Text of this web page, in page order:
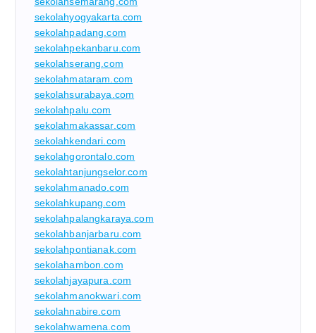
sekolahyogyakarta.com
sekolahpadang.com
sekolahpekanbaru.com
sekolahserang.com
sekolahmataram.com
sekolahsurabaya.com
sekolahpalu.com
sekolahmakassar.com
sekolahkendari.com
sekolahgorontalo.com
sekolahtanjungselor.com
sekolahmanado.com
sekolahkupang.com
sekolahpalangkaraya.com
sekolahbanjarbaru.com
sekolahpontianak.com
sekolahambon.com
sekolahjayapura.com
sekolahmanokwari.com
sekolahnabire.com
sekolahwamena.com